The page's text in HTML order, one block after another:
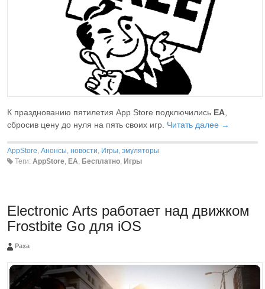
К празднованию пятилетия App Store подключились EA,
сбросив цену до нуля на пять своих игр. Читать далее →
AppStore Анонсы, новости Игры, эмуляторы
Теги: AppStore EA Бесплатно Игры
Electronic Arts работает над движком
Frostbite Go для iOS
Paxa